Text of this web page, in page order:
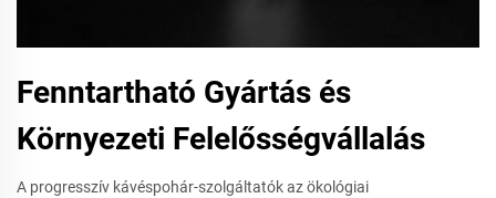
Fenntartható Gyártás és
Környezeti Felelősségvállalás
A progresszív kávéspohár-szolgáltatók az ökológiai